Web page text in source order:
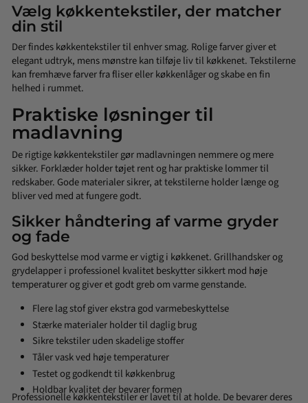
Vælg køkkentekstiler, der matcher
din stil
Der findes køkkentekstiler til enhver smag. Rolige farver giver et
elegant udtryk, mens mønstre kan tilføje liv til køkkenet. Tekstilerne
kan fremhæve farver fra fliser eller køkkenlåger og skabe en fin
helhed i rummet.
Praktiske løsninger til
madlavning
De rigtige køkkentekstiler gør madlavningen nemmere og mere
sikker. Forklæderholder tøjet rent og har praktiske lommer til
redskaber. Gode materialer sikrer, at tekstilerne holder længe og
bliver ved med at fungere godt.
Sikker håndtering af varme gryder
og fade
God beskyttelse mod varme er vigtig i køkkenet. Grillhandsker og
grydelapper i professionel kvalitet beskytter sikkert mod høje
temperaturer og giver et godt greb om varme genstande.
Flere lag stof giver ekstra god varmebeskyttelse
Stærke materialer holder til daglig brug
Sikre tekstiler uden skadelige stoffer
Tåler vask ved høje temperaturer
Testet og godkendt til køkkenbrug
Holdbar kvalitet der bevarer formen
Professionelle køkkentekstiler er lavet til at holde. De bevarer deres